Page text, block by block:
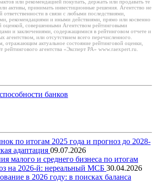
или рекомендацией покупать, держать или продавать те
активы, принимать инвестиционные решения. Агентство не
ответственности в связи с любыми последствиями,
рекомендациями и иными действиями, прямо или косвенно
оценкой, совершенными Агентством рейтинговыми
и заключениями, содержащимися в рейтинговом отчете и
агентством, или отсутствием всего перечисленного.
отражающим актуальное состояние рейтинговой оценки,
рейтингового агентства «Эксперт РА» www.raexpert.ru.
банков
по итогам 2025 года и прогноз до 2028-
адаптация 09.07.2026
малого и среднего бизнеса по итогам
на 2026-й: нереальный МСБ 30.04.2026
в 2026 году: в поисках баланса